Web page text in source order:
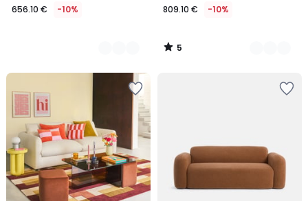
656.10 € -10% 809.10 € -10%
5
/